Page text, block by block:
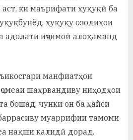
ки маърифати ҳуқуқӣ ба
ҳуқуқу озодиҳои
адолати иҷтимоӣ алоқаманд
манфиатҳои
шаҳрвандиву ниҳодҳои
бошад, чунки он ба ҳайси
муаррифии тамоми
нақши калидӣ дорад.